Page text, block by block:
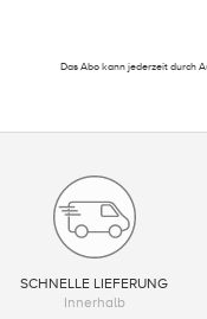
Das Abo kann jederzeit durch
SCHNELLE LIEFERUNG
Innerhalb